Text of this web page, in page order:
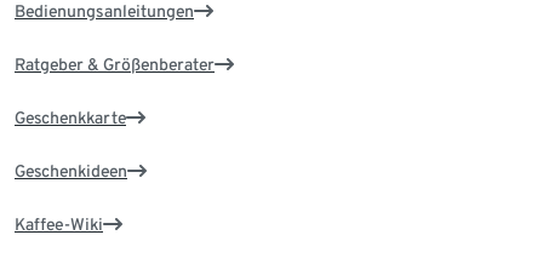
Bedienungsanleitungen
Ratgeber & Größenberater
Geschenkkarte
Geschenkideen
Kaffee-Wiki